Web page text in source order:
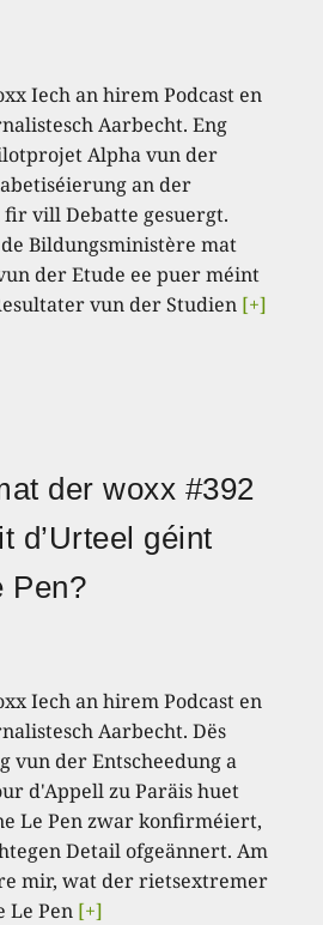
Iech an hirem Podcast en
Aarbecht. Eng
Alpha vun der
an der
fir vill Debatte gesuergt.
Bildungsministère mat
der Etude ee puer méint
vun der Studien [+]
der woxx #392
d’Urteel géint
Pen?
Iech an hirem Podcast en
Aarbecht. Dës
vun der Entscheedung a
d'Appell zu Paräis huet
Le Pen zwar konfirméiert,
Detail ofgeännert. Am
mir, wat der rietsextremer
Le Pen [+]